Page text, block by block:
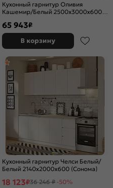
Кухонный гарнитур Оливия
Кашемир/Белый 2500x3000x600
65 943₽
В корзину
Кухонный гарнитур Челси Белый/
Белый 2140x2000x600 (Сонома)
18 123₽36 246 ₽ -50%